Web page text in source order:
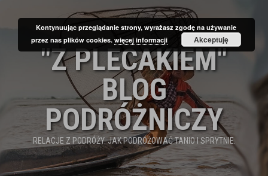
"Z PLECAKIEM"
BLOG
PODRÓŻNICZY
RELACJE Z PODRÓŻY. JAK PODRÓŻOWAĆ TANIO I SPRYTNIE.
Kontynuując przeglądanie strony, wyrażasz zgodę na używanie
przez nas plików cookies.więcej informacji Akceptuję